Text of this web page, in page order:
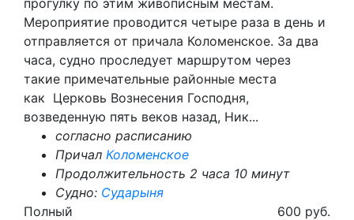
прогулку по этим живописным местам.
Мероприятие проводится четыре раза в день и
отправляется от причала Коломенское. За два
часа, судно проследует маршрутом через
такие примечательные районные места
как Церковь Вознесения Господня,
возведенную пять веков назад, Ник...
согласно расписанию
Причал Коломенское
Продолжительность 2 часа 10 минут
Судно: Сударыня
Полный
600 руб.